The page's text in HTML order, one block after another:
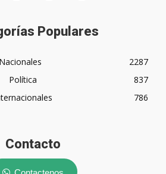
Populares
Nacionales
2287
Política
837
786
Contacto